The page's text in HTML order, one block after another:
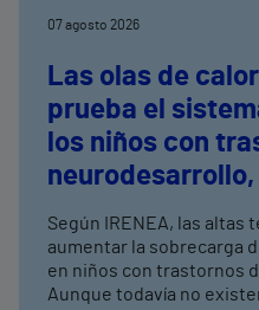
07 agosto 2026
Las olas de
prueba el
los niños con
neurodesarrollo,
pediátrica de
Según IRENEA, las altas
aumentar la sobrecarga
en niños con trastornos
Aunque todavía no